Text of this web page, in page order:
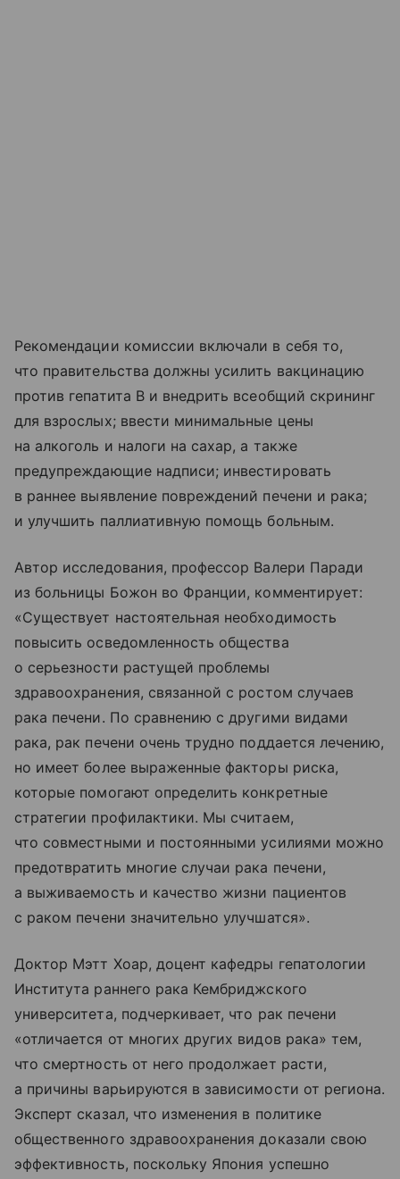
Рекомендации комиссии включали в себя то,
что правительства должны усилить вакцинацию
против гепатита В и внедрить всеобщий скрининг
для взрослых; ввести минимальные цены
на алкоголь и налоги на сахар, а также
предупреждающие надписи; инвестировать
в раннее выявление повреждений печени и рака;
и улучшить паллиативную помощь больным.
Автор исследования, профессор Валери Паради
из больницы Божон во Франции, комментирует:
«Существует настоятельная необходимость
повысить осведомленность общества
о серьезности растущей проблемы
здравоохранения, связанной с ростом случаев
рака печени. По сравнению с другими видами
рака, рак печени очень трудно поддается лечению,
но имеет более выраженные факторы риска,
которые помогают определить конкретные
стратегии профилактики. Мы считаем,
что совместными и постоянными усилиями можно
предотвратить многие случаи рака печени,
а выживаемость и качество жизни пациентов
с раком печени значительно улучшатся».
Доктор Мэтт Хоар, доцент кафедры гепатологии
Института раннего рака Кембриджского
университета, подчеркивает, что рак печени
«отличается от многих других видов рака» тем,
что смертность от него продолжает расти,
а причины варьируются в зависимости от региона.
Эксперт сказал, что изменения в политике
общественного здравоохранения доказали свою
эффективность, поскольку Япония успешно